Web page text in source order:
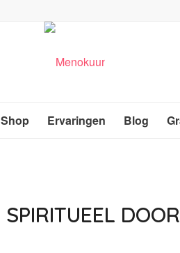
Shop Ervaringen Blog
SPIRITUEEL